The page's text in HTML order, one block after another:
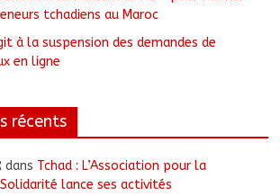
tchadiens au Maroc
à la suspension des demandes de
en ligne
récents
dans Tchad : L’Association pour la
lance ses activités